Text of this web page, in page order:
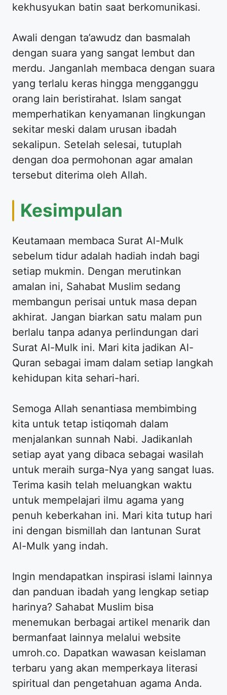
kekhusyukan batin saat berkomunikasi.
Awali dengan ta’awudz dan basmalah
dengan suara yang sangat lembut dan
merdu. Janganlah membaca dengan suara
yang terlalu keras hingga mengganggu
orang lain beristirahat. Islam sangat
memperhatikan kenyamanan lingkungan
sekitar meski dalam urusan ibadah
sekalipun. Setelah selesai, tutuplah
dengan doa permohonan agar amalan
tersebut diterima oleh Allah.
Kesimpulan
Keutamaan membaca Surat Al-Mulk
sebelum tidur adalah hadiah indah bagi
setiap mukmin. Dengan merutinkan
amalan ini, Sahabat Muslim sedang
membangun perisai untuk masa depan
akhirat. Jangan biarkan satu malam pun
berlalu tanpa adanya perlindungan dari
Surat Al-Mulk ini. Mari kita jadikan Al-
Quran sebagai imam dalam setiap langkah
kehidupan kita sehari-hari.
Semoga Allah senantiasa membimbing
kita untuk tetap istiqomah dalam
menjalankan sunnah Nabi. Jadikanlah
setiap ayat yang dibaca sebagai wasilah
untuk meraih surga-Nya yang sangat luas.
Terima kasih telah meluangkan waktu
untuk mempelajari ilmu agama yang
penuh keberkahan ini. Mari kita tutup hari
ini dengan bismillah dan lantunan Surat
Al-Mulk yang indah.
Ingin mendapatkan inspirasi islami lainnya
dan panduan ibadah yang lengkap setiap
harinya? Sahabat Muslim bisa
menemukan berbagai artikel menarik dan
bermanfaat lainnya melalui website
umroh.co. Dapatkan wawasan keislaman
terbaru yang akan memperkaya literasi
spiritual dan pengetahuan agama Anda.